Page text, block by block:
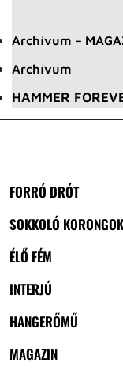
Archívum –
Archívum
HAMMER
FORRÓ DRÓT
SOKKOLÓ KORONGOK
ÉLŐ FÉM
INTERJÚ
HANGERŐMŰ
MAGAZIN